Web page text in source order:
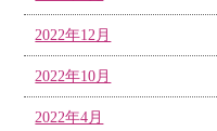
2022年12月
2022年10月
2022年4月